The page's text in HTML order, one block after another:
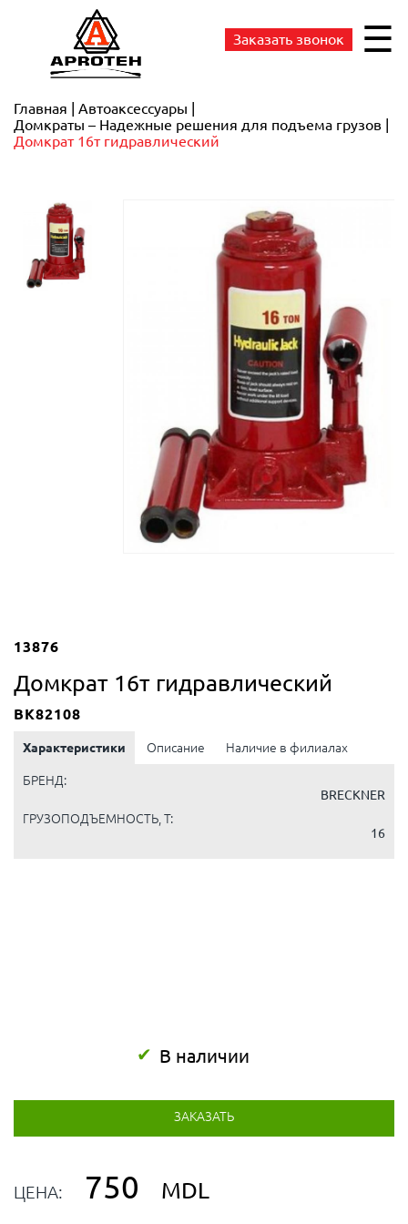
Заказать звонок ☰
Главная
Автоаксессуары
Домкраты – Надежные решения для подъема грузов
Домкрат 16т гидравлический
13876
Домкрат 16т гидравлический
BK82108
Характеристики Описание Наличие в филиалах
БРЕНД:
BRECKNER
ГРУЗОПОДЪЕМНОСТЬ, Т:
16
В наличии
ЗАКАЗАТЬ
ЦЕНА: 750 MDL